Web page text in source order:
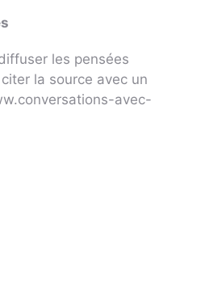
les pensées
la source avec un
avec-